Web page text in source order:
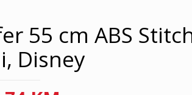
55 cm ABS
Disney